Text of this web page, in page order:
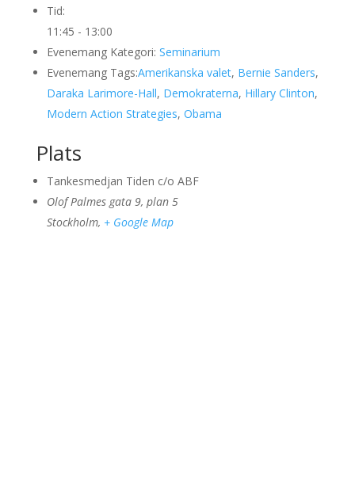
Tid:
11:45 - 13:00
Evenemang Kategori: Seminarium
Evenemang Tags:Amerikanska valet, Bernie Sanders,
Daraka Larimore-Hall, Demokraterna, Hillary Clinton,
Modern Action Strategies, Obama
Plats
Tankesmedjan Tiden c/o ABF
Olof Palmes gata 9, plan 5
Stockholm, + Google Map